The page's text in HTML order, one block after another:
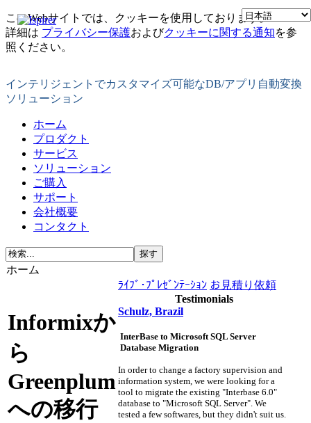
このWebサイトでは、クッキーを使用しております。
詳細は プライバシー保護およびクッキーに関する通知を参
照ください。
インテリジェントでカスタマイズ可能なDB/アプリ自動変換
ソリューション
ホーム
プロダクト
サービス
ソリューション
ご購入
サポート
会社概要
コンタクト
ホーム
Informixか
ら
Greenplum
への移行
ﾗｲﾌﾞ･ﾌﾟﾚｾﾞﾝﾃｰｼｮﾝ お見積り依頼
Testimonials
Schulz, Brazil
InterBase to Microsoft SQL Server
Database Migration
In order to change a factory supervision and
information system, we were looking for a
tool to migrate the existing "Interbase 6.0"
database to "Microsoft SQL Server". We
tested a few softwares, but they didn't suit us.